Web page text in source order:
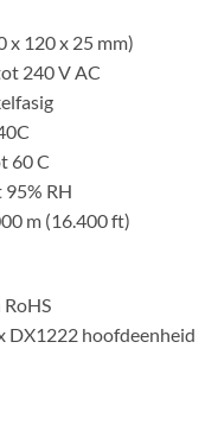
x 120 x 25 mm)
240 V AC
60 C
RH
m (16.400 ft)
DX1222 hoofdeenheid